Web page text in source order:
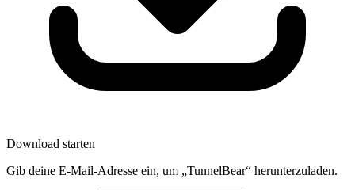
Download starten
Gib deine E-Mail-Adresse ein, um „TunnelBear“ herunterzuladen.